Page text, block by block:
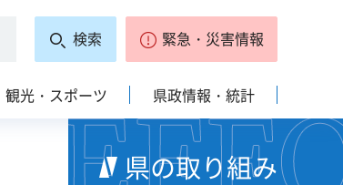
検索 緊急・災害情報
観光・スポーツ 県政情報・統計
県の取り組み